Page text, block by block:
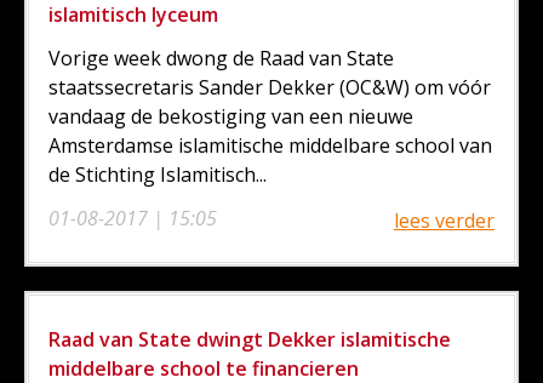
islamitisch lyceum
01-08-2017 | 15:05
Vorige week dwong de Raad van State
staatssecretaris Sander Dekker (OC&W) om vóór
vandaag de bekostiging van een nieuwe
Amsterdamse islamitische middelbare school van
de Stichting Islamitisch...
lees verder
Raad van State dwingt Dekker islamitische
middelbare school te financieren